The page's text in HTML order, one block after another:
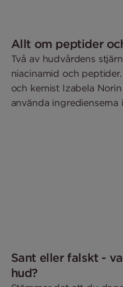
Allt om peptider
Två av hudvårdens
niacinamid och
och kemist Izabela
använda ingredienserna
Sant eller falskt -
hud?